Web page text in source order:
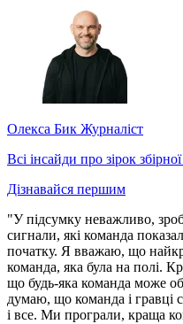
Олекса Бик Журналіст
Всі інсайди про зірок
Дізнавайся першим
"У підсумку неважливо,
сигнали, які команда
початку. Я вважаю, що
команда, яка була на полі.
що будь-яка команда може
думаю, що команда і гравці
і все. Ми програли, краща